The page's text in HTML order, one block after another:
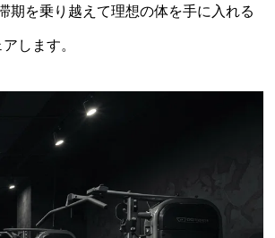
期を乗り越えて理想の体を手に入れる
します。